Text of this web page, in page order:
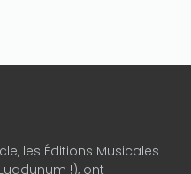
les Éditions Musicales
!), ont